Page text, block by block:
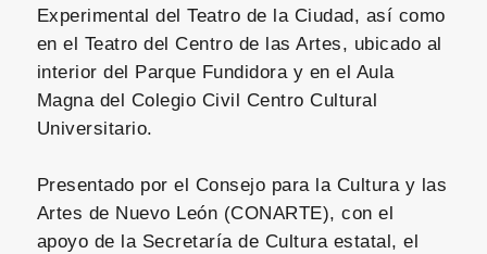
Experimental del Teatro de la Ciudad, así como
en el Teatro del Centro de las Artes, ubicado al
interior del Parque Fundidora y en el Aula
Magna del Colegio Civil Centro Cultural
Universitario.
Presentado por el Consejo para la Cultura y las
Artes de Nuevo León (CONARTE), con el
apoyo de la Secretaría de Cultura estatal, el